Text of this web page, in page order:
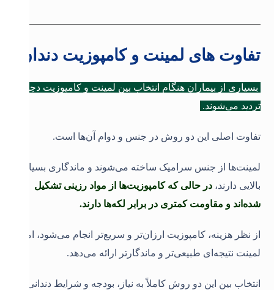
تفاوت های لمینت و کامپوزیت دندان
بسیاری از بیماران هنگام انتخاب بین لمینت و کامپوزیت دچار
تردید می‌شوند.
تفاوت اصلی این دو روش در جنس و دوام آن‌ها است.
لمینت‌ها از جنس سرامیک ساخته می‌شوند و ماندگاری بسیار
بالایی دارند،در حالی که کامپوزیت‌ها از مواد رزینی تشکیل
شده‌اند و مقاومت کمتری در برابر لکه‌ها دارند.
از نظر هزینه، کامپوزیت ارزان‌تر و سریع‌تر انجام می‌شود، اما
لمینت نتیجه‌ای طبیعی‌تر و ماندگارتر ارائه می‌دهد.
انتخاب بین این دو روش کاملاً به نیاز، بودجه و شرایط دندانی